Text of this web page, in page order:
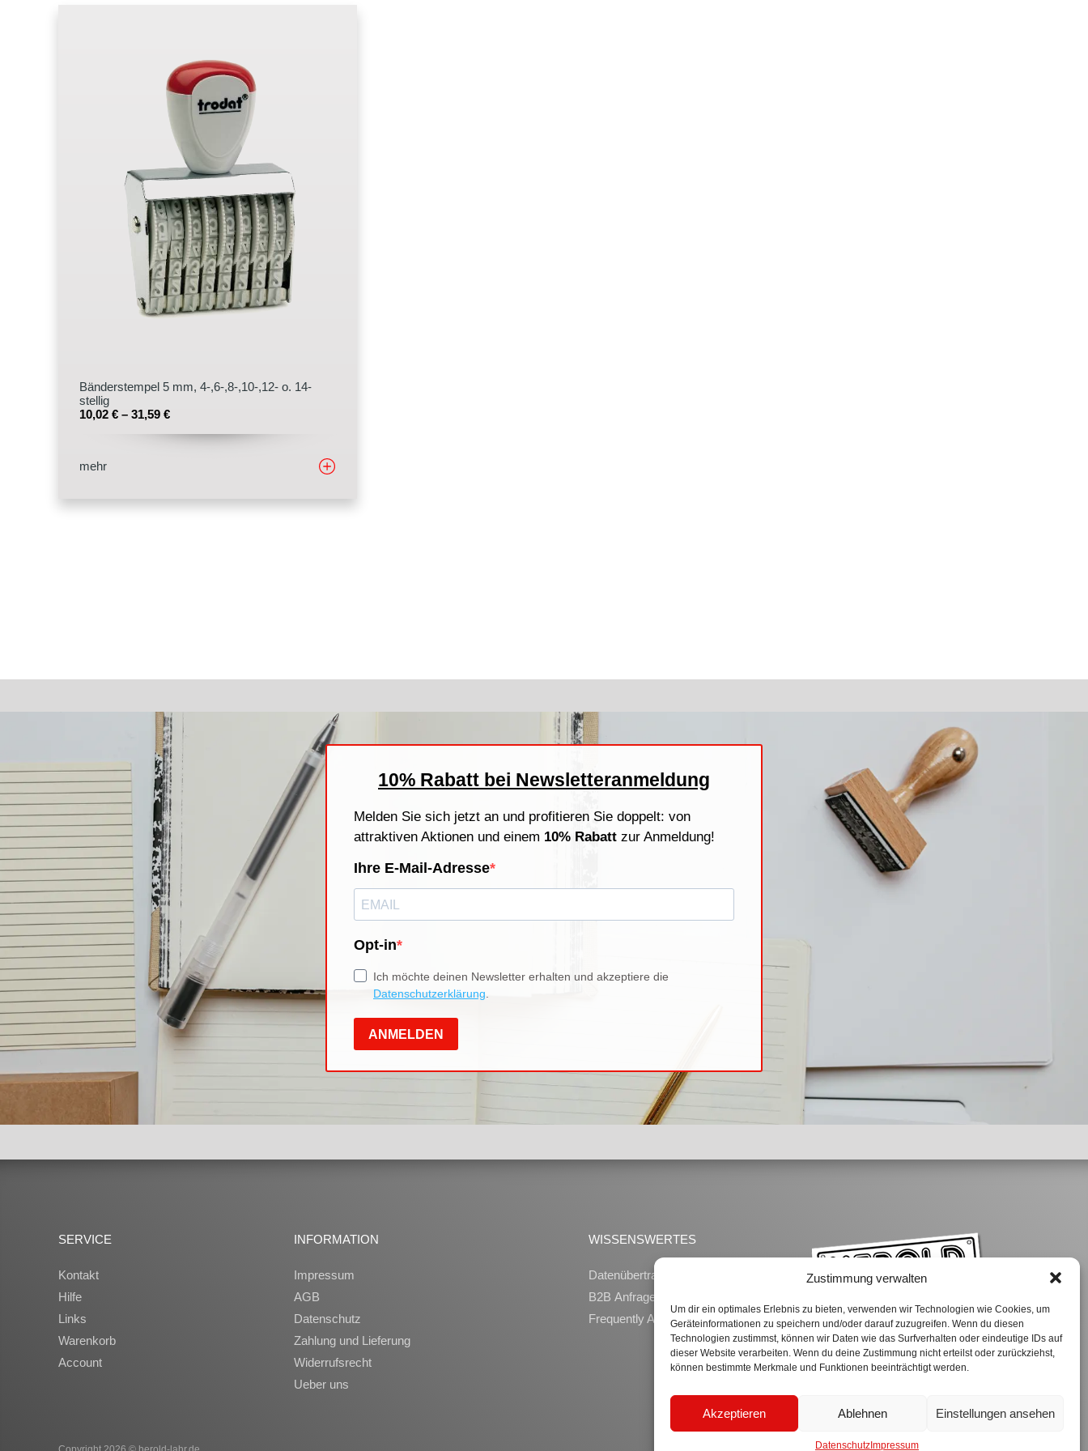
Zustimmung verwalten
Um dir ein optimales Erlebnis zu bieten, verwenden wir Technologien wie Cookies, um
Geräteinformationen zu speichern und/oder darauf zuzugreifen. Wenn du diesen
Technologien zustimmst, können wir Daten wie das Surfverhalten oder eindeutige IDs auf
dieser Website verarbeiten. Wenn du deine Zustimmung nicht erteilst oder zurückziehst,
können bestimmte Merkmale und Funktionen beeinträchtigt werden.
Akzeptieren Ablehnen Einstellungen ansehen
DatenschutzImpressum
Bänderstempel 5 mm, 4-,6-,8-,10-,12- o. 14-
stellig
10,02 € – 31,59 €
mehr
SERVICE
Kontakt
Hilfe
Links
Warenkorb
Account
INFORMATION
Impressum
AGB
Datenschutz
Zahlung und Lieferung
Widerrufsrecht
Ueber uns
WISSENSWERTES
Datenübertragung
B2B Anfragen
Frequently Asked Questions